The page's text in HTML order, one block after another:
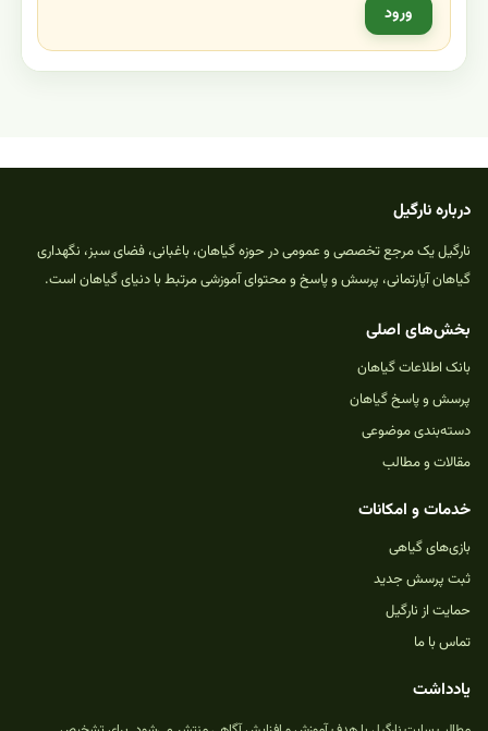
ورود
درباره نارگیل
نارگیل یک مرجع تخصصی و عمومی در حوزه گیاهان، باغبانی، فضای سبز، نگهداری
گیاهان آپارتمانی، پرسش و پاسخ و محتوای آموزشی مرتبط با دنیای گیاهان است.
بخش‌های اصلی
بانک اطلاعات گیاهان
پرسش و پاسخ گیاهان
دسته‌بندی موضوعی
مقالات و مطالب
خدمات و امکانات
بازی‌های گیاهی
ثبت پرسش جدید
حمایت از نارگیل
تماس با ما
یادداشت